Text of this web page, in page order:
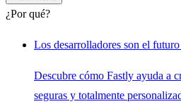
¿Por qué?
Los desarrolladores son el futuro
Descubre cómo Fastly ayuda a
seguras y totalmente